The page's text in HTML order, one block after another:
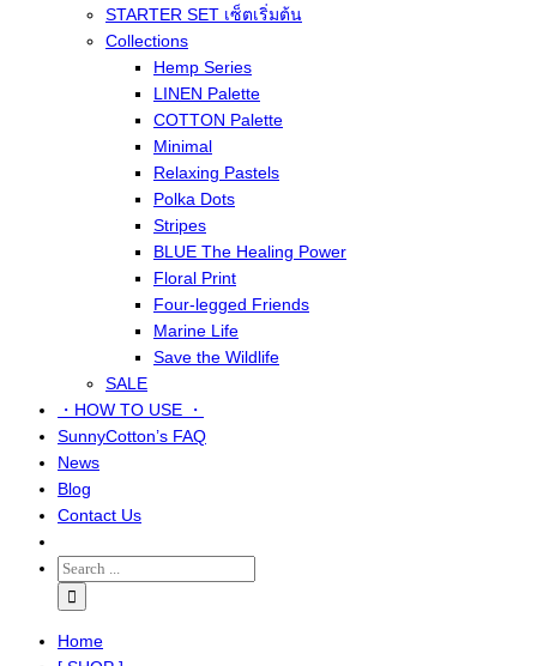
STARTER SET เซ็ตเริ่มต้น
Collections
Hemp Series
LINEN Palette
COTTON Palette
Minimal
Relaxing Pastels
Polka Dots
Stripes
BLUE The Healing Power
Floral Print
Four-legged Friends
Marine Life
Save the Wildlife
SALE
・HOW TO USE ・
SunnyCotton’s FAQ
News
Blog
Contact Us
Home